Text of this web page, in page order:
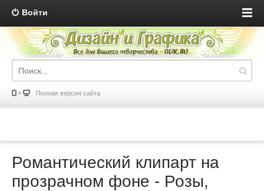
Войти
Полная версия сайта
Романтический клипарт на
прозрачном фоне - Розы,